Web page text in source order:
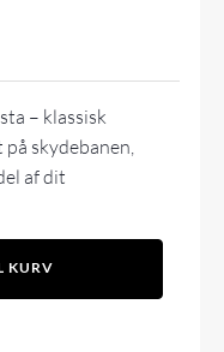
– klassisk
skydebanen,
af dit
KURV